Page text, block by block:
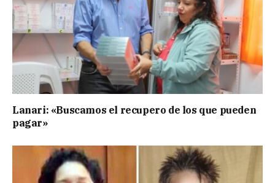
Lanari: «Buscamos el recupero de los que pueden
pagar»